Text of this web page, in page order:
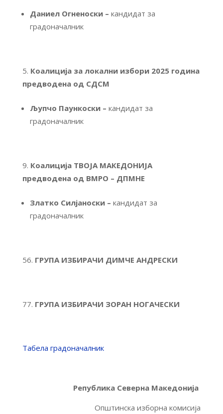
Даниел Огненоски – кандидат за
градоначалник
Коалиција за локални избори 2025 година
предводена од СДСМ
Љупчо Паункоски – кандидат за
градоначалник
Коалиција ТВОЈА МАКЕДОНИЈА
предводена од ВМРО – ДПМНЕ
Златко Силјаноски – кандидат за
градоначалник
ГРУПА ИЗБИРАЧИ ДИМЧЕ АНДРЕСКИ
ГРУПА ИЗБИРАЧИ ЗОРАН НОГАЧЕСКИ
Tабела градоначалник
Република Северна Македонија
Општинска изборна комисија